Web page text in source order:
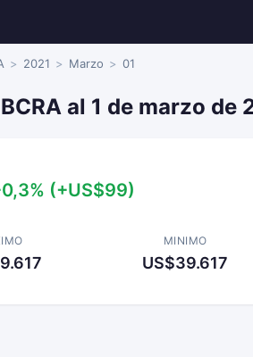
2021 Marzo 01
al 1 de marzo de
(+US$99)
MINIMO
US$39.617